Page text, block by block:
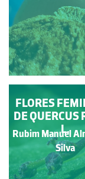
FLORES
DE QUERCUS
L.
Rubim Manuel
Silva